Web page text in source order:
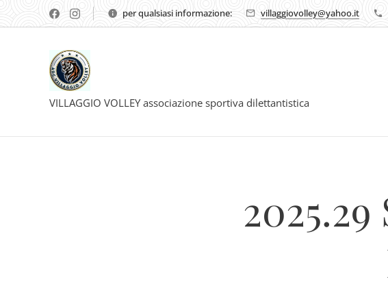
per qualsiasi informazione: villaggiovolley@yahoo.it
VILLAGGIO VOLLEY associazione sportiva dilettantistica